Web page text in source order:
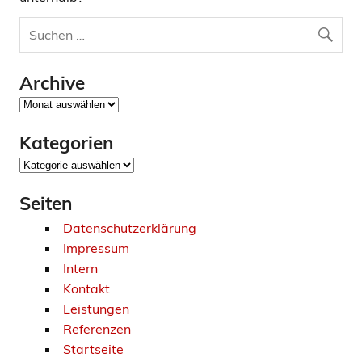
Archive
Archive
Kategorien
Kategorien
Seiten
Datenschutzerklärung
Impressum
Intern
Kontakt
Leistungen
Referenzen
Startseite